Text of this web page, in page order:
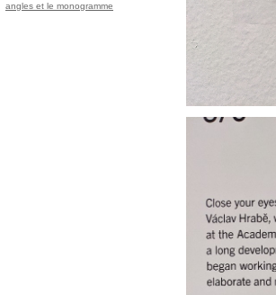
angles et le monogramme